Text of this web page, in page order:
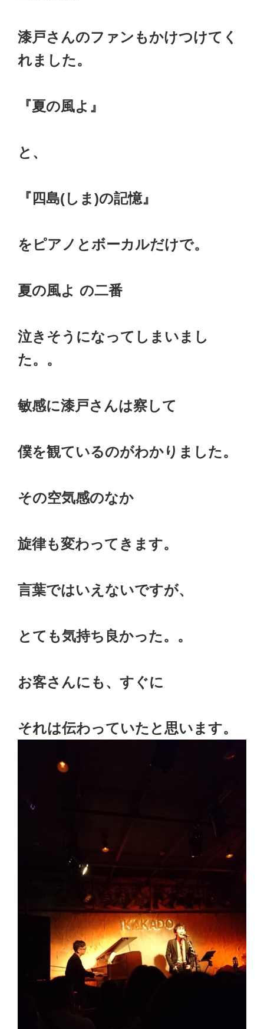
漆戸さんのファンもかけつけてく
れました。
『夏の風よ』
と、
『四島(しま)の記憶』
をピアノとボーカルだけで。
夏の風よ の二番
泣きそうになってしまいまし
た。。
敏感に漆戸さんは察して
僕を観ているのがわかりました。
その空気感のなか
旋律も変わってきます。
言葉ではいえないですが、
とても気持ち良かった。。
お客さんにも、すぐに
それは伝わっていたと思います。